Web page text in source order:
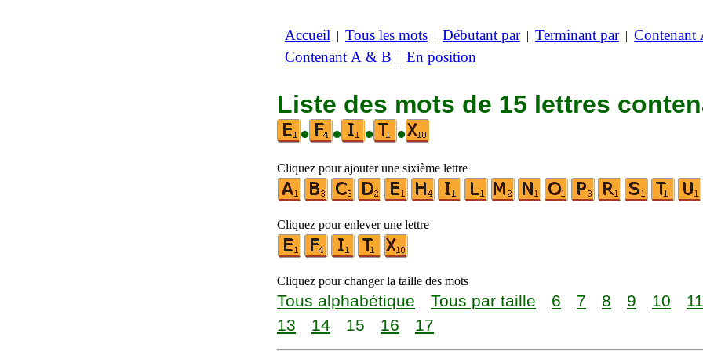
Accueil | Tous les mots | Débutant par| Terminant par| Contenant
Contenant A & B | En position
Liste des mots de 15 lettres
•
• • •
Cliquez pour ajouter une sixième lettre
Cliquez pour enlever une lettre
Cliquez pour changer la taille des mots
Tous alphabétique Tous par taille 6 7 8 9 10 11
13
14 15 16 17